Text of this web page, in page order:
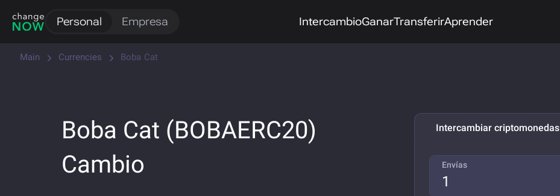
Personal Empresa IntercambioGanarTransferirAprender
Main Currencies Boba Cat
Boba Cat (BOBAERC20)
Cambio
Intercambiar criptomonedas
Envías